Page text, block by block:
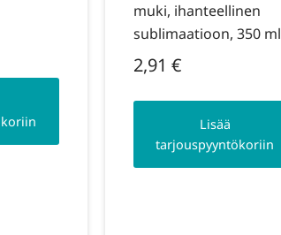
muki, ihanteellinen
sublimaatioon, 350 ml
2,91 €
Lisää
tarjouspyyntökoriin